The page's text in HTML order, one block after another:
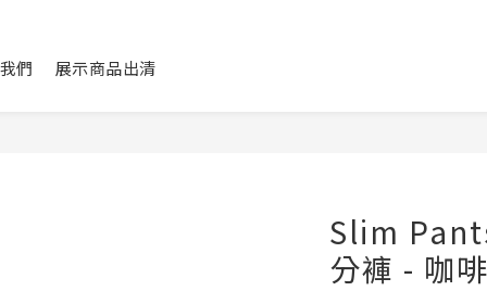
們 展示商品出清
Slim
分褲 - 咖